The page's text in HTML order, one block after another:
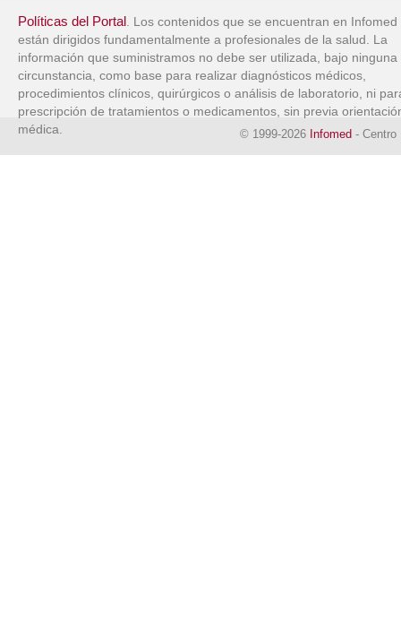
Políticas del Portal. Los contenidos que se encuentran en Infomed
están dirigidos fundamentalmente a profesionales de la salud. La
información que suministramos no debe ser utilizada, bajo ninguna
circunstancia, como base para realizar diagnósticos médicos,
procedimientos clínicos, quirúrgicos o análisis de laboratorio, ni
prescripción de tratamientos o medicamentos, sin previa
médica.
© 1999-2026 Infomed - Centro